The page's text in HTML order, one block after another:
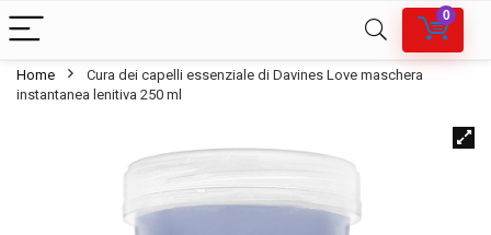
0
Home
Cura dei capelli essenziale di Davines Love maschera
instantanea lenitiva 250 ml